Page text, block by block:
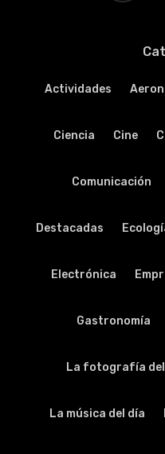
Actividades
Ciencia Cine
Comunicación
Destacadas
Electrónica
Gastronomía
La fotografía
La música del día